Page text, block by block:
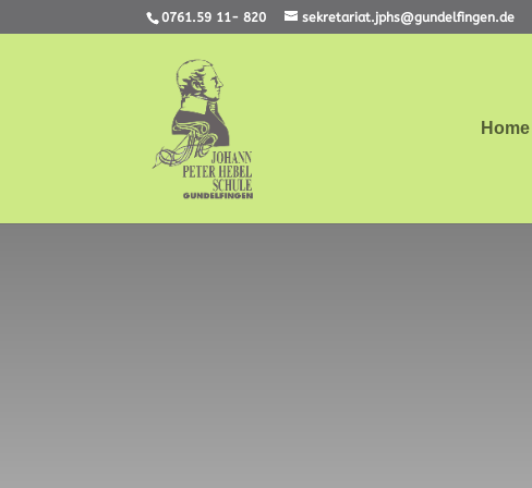
0761.59 11- 820 sekretariat.jphs@gundelfingen.de
Home